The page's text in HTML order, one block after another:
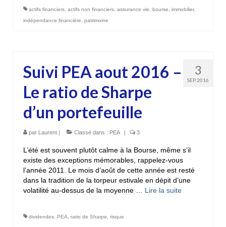
actifs financiers actifs non financiers assurance vie bourse immobilier,
indépendance financière
patrimoine
3
SEP 2016
Suivi PEA aout 2016 –
Le ratio de Sharpe
d’un portefeuille
par Laurent | Classé dans : PEA | 3
L’été est souvent plutôt calme à la Bourse, même s’il
existe des exceptions mémorables, rappelez-vous
l’année 2011. Le mois d’août de cette année est resté
dans la tradition de la torpeur estivale en dépit d’une
volatilité au-dessus de la moyenne … Lire la suite­­
dividendes PEA ratio de Sharpe risque